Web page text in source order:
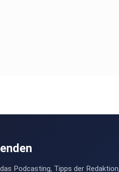
Podcasting, Tipps der